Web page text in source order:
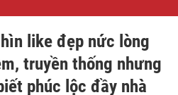
like đẹp nức lòng
truyền thống nhưng
phúc lộc đầy nhà